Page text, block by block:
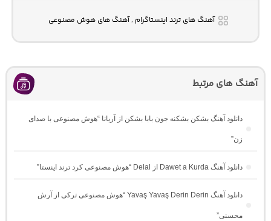
آهنگ های ترند اینستاگرام , آهنگ های هوش مصنوعی
آهنگ های مرتبط
دانلود آهنگ بشکن بشکنه جون بابا بشکن از آریانا “هوش مصنوعی با صدای
زن”
دانلود آهنگ Dawet a Kurda از Delal “هوش مصنوعی کرد ترند اینستا”
دانلود آهنگ Yavaş Yavaş Derin Derin “هوش مصنوعی ترکی از آرش
محسنی”